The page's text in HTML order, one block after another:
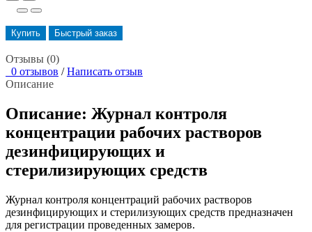
Купить Быстрый заказ
Отзывы (0)
0 отзывов / Написать отзыв
Описание
Описание: Журнал контроля
концентрации рабочих растворов
дезинфицирующих и
стерилизирующих средств
Журнал контроля концентраций рабочих растворов
дезинфицирующих и стерилизующих средств предназначен
для регистрации проведенных замеров.